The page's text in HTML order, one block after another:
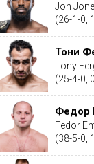
Jon
(26-1-0,
Тони
Tony
(25-4-0,
Федор
Fedor
(38-5-0,